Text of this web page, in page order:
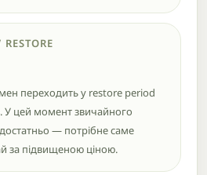
переходить у restore period
У цей момент звичайного
— потрібне саме
за підвищеною ціною.